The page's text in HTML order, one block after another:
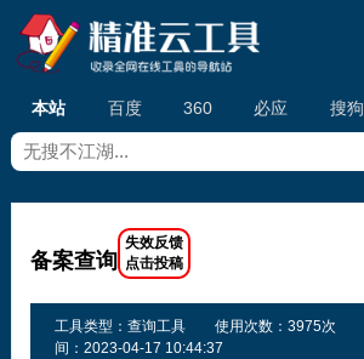
本站 百度 360 必应 搜狗
备案查询
工具类型：查询工具 使用次数：3975次
间：2023-04-17 10:44:37